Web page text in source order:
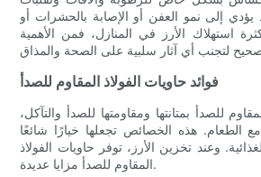
إلى نمو العفن أو الإصابة بالحشرات أو
استهلاك الأرز في المنازل، فمن الأهمية
فوائد حاويات الفولاذ المقاوم للصدأ
للصدأ بمتانتها ومقاومتها للصدأ والتآكل،
الطعام. هذه الخصائص تجعلها خيارًا شائعًا
وعند تخزين الأرز، توفر حاويات الفولاذ
المقاوم للصدأ مزايا عديدة.